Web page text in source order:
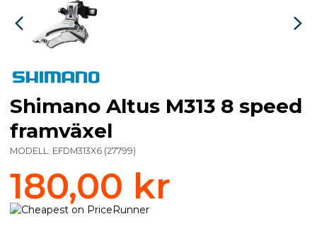
Shimano Altus M313 8 speed
framväxel
MODELL: EFDM313X6 (27799)
180,00 kr